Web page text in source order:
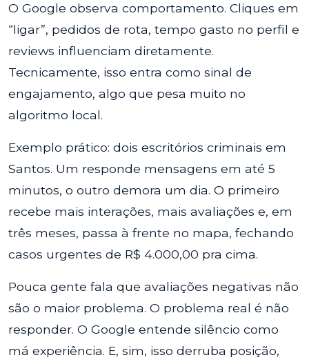
O Google observa comportamento. Cliques em
“ligar”, pedidos de rota, tempo gasto no perfil e
reviews influenciam diretamente.
Tecnicamente, isso entra como sinal de
engajamento, algo que pesa muito no
algoritmo local.
Exemplo prático: dois escritórios criminais em
Santos. Um responde mensagens em até 5
minutos, o outro demora um dia. O primeiro
recebe mais interações, mais avaliações e, em
três meses, passa à frente no mapa, fechando
casos urgentes de R$ 4.000,00 pra cima.
Pouca gente fala que avaliações negativas não
são o maior problema. O problema real é não
responder. O Google entende silêncio como
má experiência. E, sim, isso derruba posição,